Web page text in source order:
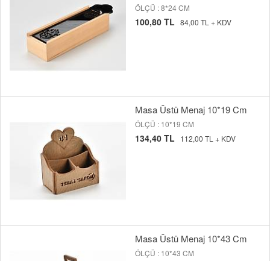
ÖLÇÜ : 8*24 CM
100,80 TL 84,00 TL + KDV
Masa Üstü Menaj 10*19 Cm
ÖLÇÜ : 10*19 CM
134,40 TL 112,00 TL + KDV
Masa Üstü Menaj 10*43 Cm
ÖLÇÜ : 10*43 CM